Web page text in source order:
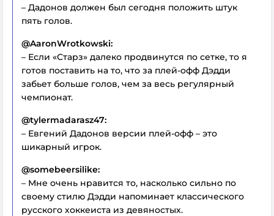
– Дадонов должен был сегодня положить штук
пять голов.
@AaronWrotkowski:
– Если «Старз» далеко продвинутся по сетке, то я
готов поставить на то, что за плей-офф Дэдди
забьет больше голов, чем за весь регулярный
чемпионат.
@tylermadarasz47:
– Евгений Дадонов версии плей-офф – это
шикарный игрок.
@somebeersilike:
– Мне очень нравится то, насколько сильно по
своему стилю Дэдди напоминает классического
русского хоккеиста из девяностых.